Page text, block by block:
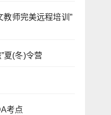
教师完美远程培训”
夏(冬)令营
考点